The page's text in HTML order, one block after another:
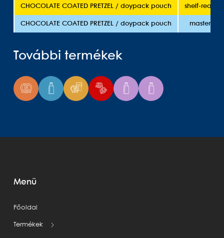
CHOCOLATE COATED PRETZEL / doypack pouch shelf-ready
CHOCOLATE COATED PRETZEL / doypack pouch master
További termékek
Menü
Főoldal
Termékek